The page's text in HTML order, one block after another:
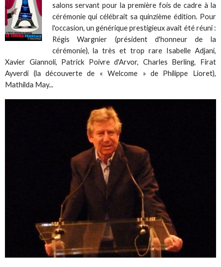
salons servant pour la première fois de cadre à la
cérémonie qui célébrait sa quinzième édition. Pour
l'occasion, un générique prestigieux avait été réuni :
Régis Wargnier (président d'honneur de la
cérémonie), la très et trop rare Isabelle Adjani,
Xavier Giannoli, Patrick Poivre d'Arvor, Charles Berling, Firat
Ayverdi (la découverte de « Welcome » de Philippe Lioret),
Mathilda May...